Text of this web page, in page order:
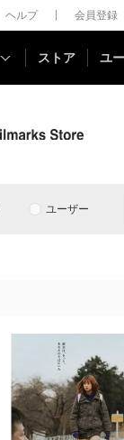
ヘルプ 会員登録
ストア ユ
ユーザー